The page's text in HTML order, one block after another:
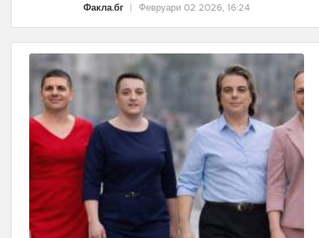
Факла.бг Февруари 02 2026, 16:24